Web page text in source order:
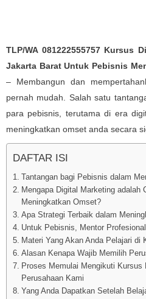
TLP/WA 081222555757 Kursus
Jakarta Barat Untuk Pebisnis
– Membangun dan
pernah mudah. Salah satu
para pebisnis, terutama di era
meningkatkan omset anda secara
DAFTAR ISI
Tantangan bagi Pebisnis dalam
Mengapa Digital Marketing adalah
Meningkatkan Omset?
Apa Strategi Terbaik dalam
Untuk Pebisnis, Mentor
Materi Yang Akan Anda Pelajari di
Alasan Kenapa Wajib Memilih
Proses Memulai Mengikuti Kursus
Perusahaan Kami
Yang Anda Dapatkan Setelah